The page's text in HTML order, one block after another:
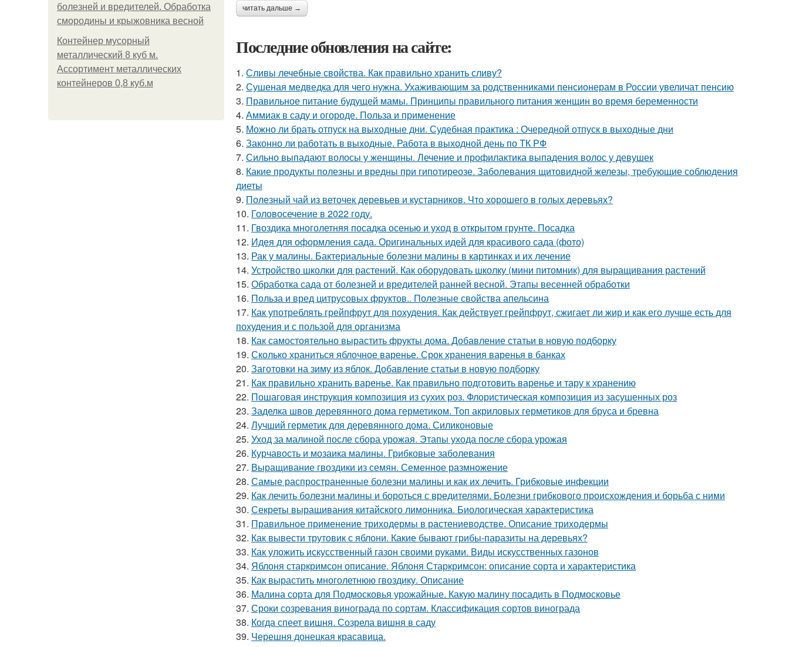
болезней и вредителей. Обработка
смородины и крыжовника весной
Контейнер мусорный
металлический 8 куб м.
Ассортимент металлических
контейнеров 0,8 куб.м
читать дальше →
Последние обновления на сайте:
1. Сливы лечебные свойства. Как правильно хранить сливу?
2. Сушеная медведка для чего нужна. Ухаживающим за родственниками пенсионерам в России увеличат пенсию
3. Правильное питание будущей мамы. Принципы правильного питания женщин во время беременности
4. Аммиак в саду и огороде. Польза и применение
5. Можно ли брать отпуск на выходные дни. Судебная практика : Очередной отпуск в выходные дни
6. Законно ли работать в выходные. Работа в выходной день по ТК РФ
7. Сильно выпадают волосы у женщины. Лечение и профилактика выпадения волос у девушек
8. Какие продукты полезны и вредны при гипотиреозе. Заболевания щитовидной железы, требующие соблюдения
диеты
9. Полезный чай из веточек деревьев и кустарников. Что хорошего в голых деревьях?
10. Головосечение в 2022 году.
11. Гвоздика многолетняя посадка осенью и уход в открытом грунте. Посадка
12. Идея для оформления сада. Оригинальных идей для красивого сада (фото)
13. Рак у малины. Бактериальные болезни малины в картинках и их лечение
14. Устройство школки для растений. Как оборудовать школку (мини питомник) для выращивания растений
15. Обработка сада от болезней и вредителей ранней весной. Этапы весенней обработки
16. Польза и вред цитрусовых фруктов.. Полезные свойства апельсина
17. Как употреблять грейпфрут для похудения. Как действует грейпфрут, сжигает ли жир и как его лучше есть для
похудения и с пользой для организма
18. Как самостоятельно вырастить фрукты дома. Добавление статьи в новую подборку
19. Сколько храниться яблочное варенье. Срок хранения варенья в банках
20. Заготовки на зиму из яблок. Добавление статьи в новую подборку
21. Как правильно хранить варенье. Как правильно подготовить варенье и тару к хранению
22. Пошаговая инструкция композиция из сухих роз. Флористическая композиция из засушенных роз
23. Заделка швов деревянного дома герметиком. Топ акриловых герметиков для бруса и бревна
24. Лучший герметик для деревянного дома. Силиконовые
25. Уход за малиной после сбора урожая. Этапы ухода после сбора урожая
26. Курчавость и мозаика малины. Грибковые заболевания
27. Выращивание гвоздики из семян. Семенное размножение
28. Самые распространенные болезни малины и как их лечить. Грибковые инфекции
29. Как лечить болезни малины и бороться с вредителями. Болезни грибкового происхождения и борьба с ними
30. Секреты выращивания китайского лимонника. Биологическая характеристика
31. Правильное применение триходермы в растениеводстве. Описание триходермы
32. Как вывести трутовик с яблони. Какие бывают грибы-паразиты на деревьях?
33. Как уложить искусственный газон своими руками. Виды искусственных газонов
34. Яблоня старкримсон описание. Яблоня Старкримсон: описание сорта и характеристика
35. Как вырастить многолетнюю гвоздику. Описание
36. Малина сорта для Подмосковья урожайные. Какую малину посадить в Подмосковье
37. Сроки созревания винограда по сортам. Классификация сортов винограда
38. Когда спеет вишня. Созрела вишня в саду
39. Черешня донецкая красавица.